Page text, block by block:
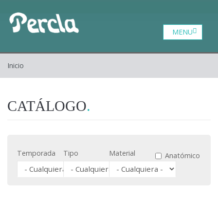
Inicio
CATÁLOGO
Temporada Tipo Material Anatómico